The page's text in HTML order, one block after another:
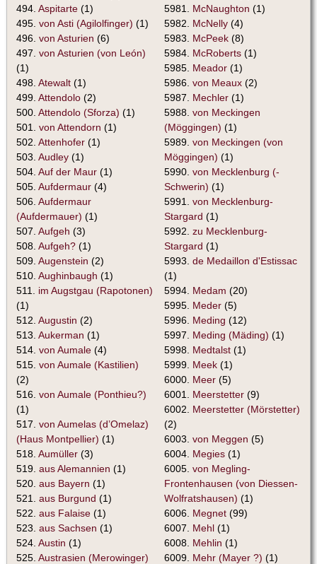
494. Aspitarte (1)
495. von Asti (Agilolfinger) (1)
496. von Asturien (6)
497. von Asturien (von León)
(1)
498. Atewalt (1)
499. Attendolo (2)
500. Attendolo (Sforza) (1)
501. von Attendorn (1)
502. Attenhofer (1)
503. Audley (1)
504. Auf der Maur (1)
505. Aufdermaur (4)
506. Aufdermaur
(Aufdermauer) (1)
507. Aufgeh (3)
508. Aufgeh? (1)
509. Augenstein (2)
510. Aughinbaugh (1)
511. im Augstgau (Rapotonen)
(1)
512. Augustin (2)
513. Aukerman (1)
514. von Aumale (4)
515. von Aumale (Kastilien)
(2)
516. von Aumale (Ponthieu?)
(1)
517. von Aumelas (d’Omelaz)
(Haus Montpellier) (1)
518. Aumüller (3)
519. aus Alemannien (1)
520. aus Bayern (1)
521. aus Burgund (1)
522. aus Falaise (1)
523. aus Sachsen (1)
524. Austin (1)
525. Austrasien (Merowinger)
5981. McNaughton (1)
5982. McNelly (4)
5983. McPeek (8)
5984. McRoberts (1)
5985. Meador (1)
5986. von Meaux (2)
5987. Mechler (1)
5988. von Meckingen
(Möggingen) (1)
5989. von Meckingen (von
Möggingen) (1)
5990. von Mecklenburg (-
Schwerin) (1)
5991. von Mecklenburg-
Stargard (1)
5992. zu Mecklenburg-
Stargard (1)
5993. de Medaillon d'Estissac
(1)
5994. Medam (20)
5995. Meder (5)
5996. Meding (12)
5997. Meding (Mäding) (1)
5998. Medtalst (1)
5999. Meek (1)
6000. Meer (5)
6001. Meerstetter (9)
6002. Meerstetter (Mörstetter)
(2)
6003. von Meggen (5)
6004. Megies (1)
6005. von Megling-
Frontenhausen (von Diessen-
Wolfratshausen) (1)
6006. Megnet (99)
6007. Mehl (1)
6008. Mehlin (1)
6009. Mehr (Mayer ?) (1)